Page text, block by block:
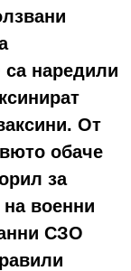
наредили
От
обаче
за
военни
СЗО